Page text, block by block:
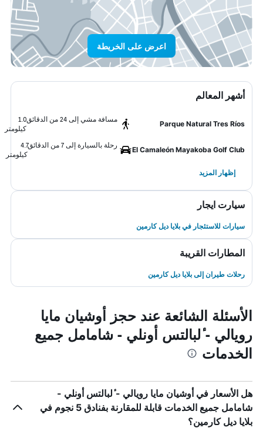
اعرض على الخريطة
أشهر المعالم
Parque Natural Tres Ríos
مسافة مشي إلى 24 من الدقائق
1.0
كيلومتر
El Camaleón Mayakoba Golf Club
رحلة بالسيارة إلى 7 من الدقائق
4.7
كيلومتر
إظهار المزيد
سيارت ايجار
سيارات للاستئجار في بلايا ديل كارمين
المطارات القريبة
رحلات طيران إلى بلايا ديل كارمين
الأسئلة الشائعة عند حجز أوشيان مايا
رويالي - ٔلبالتس أونلي - شامامل جميع
الخدمات
هل الأسعار في أوشيان مايا رويالي - ٔلبالتس أونلي -
شامامل جميع الخدمات قابلة للمقارنة بفنادق 5 نجوم في
بلايا ديل كارمين؟